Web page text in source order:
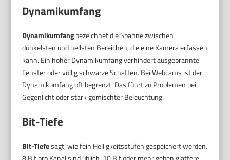
Dynamikumfang
Dynamikumfangbezeichnet die Spanne zwischen
dunkelsten und hellsten Bereichen, die eine Kamera erfassen
kann. Ein hoher Dynamikumfang verhindert ausgebrannte
Fenster oder völlig schwarze Schatten. Bei Webcams ist der
Dynamikumfang oft begrenzt. Das führt zu Problemen bei
Gegenlicht oder stark gemischter Beleuchtung.
Bit-Tiefe
Bit-Tiefesagt, wie fein Helligkeitsstufen gespeichert werden.